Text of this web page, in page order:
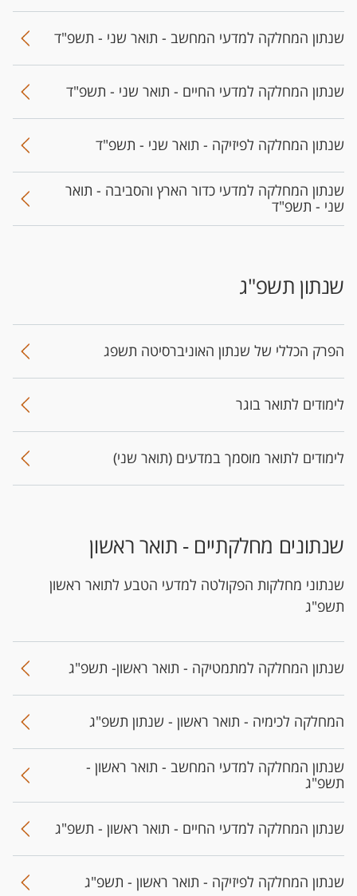
שנתון המחלקה למדעי המחשב - תואר שני - תשפ"ד
שנתון המחלקה למדעי החיים - תואר שני - תשפ"ד
שנתון המחלקה לפיזיקה - תואר שני - תשפ"ד
שנתון המחלקה למדעי כדור הארץ והסביבה - תואר
שני - תשפ"ד
שנתון תשפ"ג
הפר​ק הכללי של שנתון האוניברסיטה​ תשפג
לימודים לתואר בוגר
לימודים לתואר מוסמך במדעים (תואר שני)​
שנתונים מחלקתיים - תואר ראשון
שנתוני מחלקות הפקולטה למדעי הטבע לתואר ראשון
תשפ"ג
שנתון המחלקה למתמטיקה - תואר ראשון- תשפ"ג
המחלקה לכימיה - תואר ראשון - שנתון תשפ"ג
שנתון המחלקה למדעי המחשב - תואר ראשון -
תשפ"ג
שנתון המחלקה למדעי החיים - תואר ראשון - תשפ"ג
שנתון המחלקה לפיזיקה - תואר ראשון - תשפ"ג